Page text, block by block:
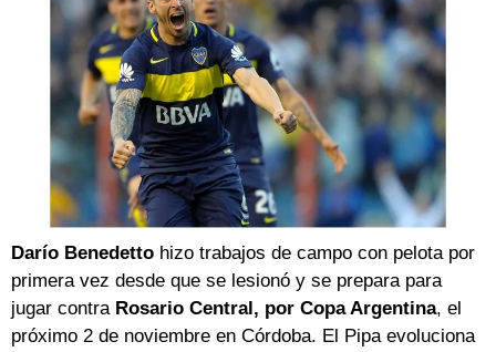
Darío Benedetto hizo trabajos de campo con pelota por
primera vez desde que se lesionó y se prepara para
jugar contraRosario Central, por Copa Argentina, el
próximo 2 de noviembre en Córdoba. El Pipa evoluciona